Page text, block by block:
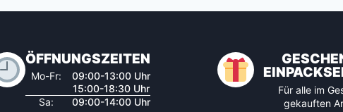
ÖFFNUNGSZEITEN
Mo-Fr:
09:00-13:00 Uhr
15:00-18:30 Uhr
Sa:
09:00-14:00 Uhr
Für alle im
gekauften